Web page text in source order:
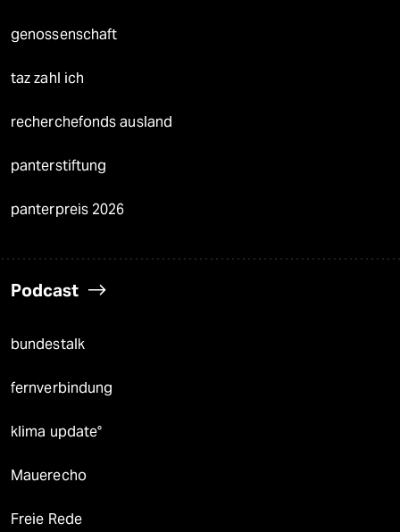
genossenschaft
taz zahl ich
recherchefonds ausland
panterstiftung
panterpreis 2026
Podcast
bundestalk
fernverbindung
klima update°
Mauerecho
Freie Rede